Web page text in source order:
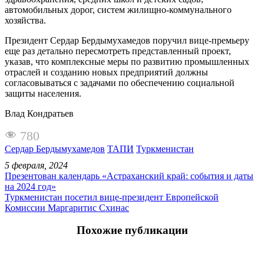
автомобильных дорог, систем жилищно-коммунального
хозяйства.
Президент Сердар Бердымухамедов поручил вице-премьеру
еще раз детально пересмотреть представленный проект,
указав, что комплексные меры по развитию промышленных
отраслей и созданию новых предприятий должны
согласовываться с задачами по обеспечению социальной
защиты населения.
Влад Кондратьев
780
Сердар Бердымухамедов ТАПИ Туркменистан
5 февраля, 2024
Презентован календарь «Астраханский край: события и даты
на 2024 год»
Туркменистан посетил вице-президент Европейской
Комиссии Маргаритис Схинас
Похожие публикации